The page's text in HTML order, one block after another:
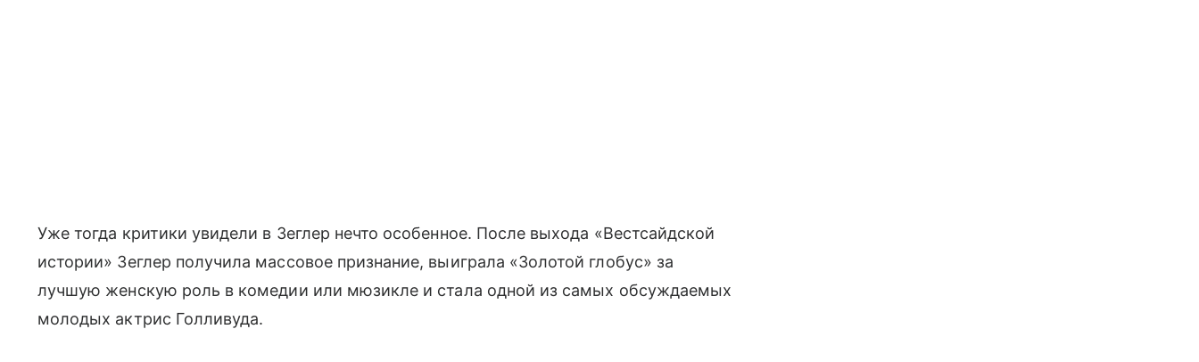
Уже тогда критики увидели в Зеглер нечто особенное. После выхода «Вестсайдской
истории» Зеглер получила массовое признание, выиграла «Золотой глобус» за
лучшую женскую роль в комедии или мюзикле и стала одной из самых обсуждаемых
молодых актрис Голливуда.